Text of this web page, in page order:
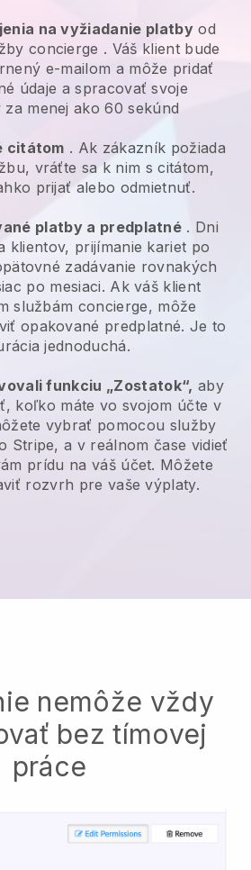
na vyžiadanie platbyod
concierge . Váš klient bude
e-mailom a môže pridať
údaje a spracovať svoje
za menej ako 60 sekúnd
citátom . Ak zákazník požiada
vráťte sa k nim s citátom,
prijať alebo odmietnuť.
platby a predplatné . Dni
klientov, prijímanie kariet po
zadávanie rovnakých
po mesiaci. Ak váš klient
službám concierge, môže
opakované predplatné. Je to
jednoduchá.
funkciu „Zostatok“, aby
koľko máte vo svojom účte v
vybrať pomocou služby
Stripe, a v reálnom čase vidieť
prídu na váš účet. Môžete
rozvrh pre vaše výplaty.
nemôže vždy
bez tímovej
práce